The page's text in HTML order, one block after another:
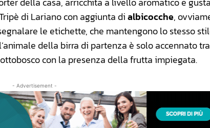
di Lariano con aggiunta dialbicocche,
le etichette, che mantengono lo stesso
della birra di partenza è solo accennato
con la presenza della frutta impiegata.
- Advertisement -